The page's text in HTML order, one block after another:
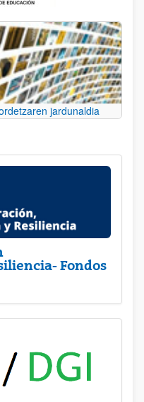
jardunaldia
Fondos